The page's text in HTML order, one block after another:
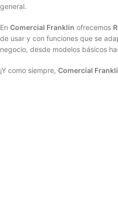
general.
En Comercial Franklin ofrecemos
de usar y con funciones que se
negocio, desde modelos básicos
¡Y como siempre, Comercial